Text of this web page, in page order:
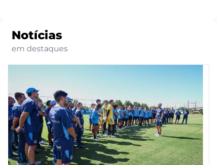
Notícias
em destaques